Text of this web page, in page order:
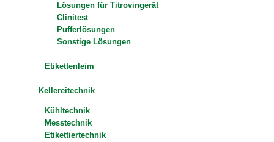
Lösungen für Titrovingerät
Clinitest
Pufferlösungen
Sonstige Lösungen
Etikettenleim
Kellereitechnik
Kühltechnik
Messtechnik
Etikettiertechnik